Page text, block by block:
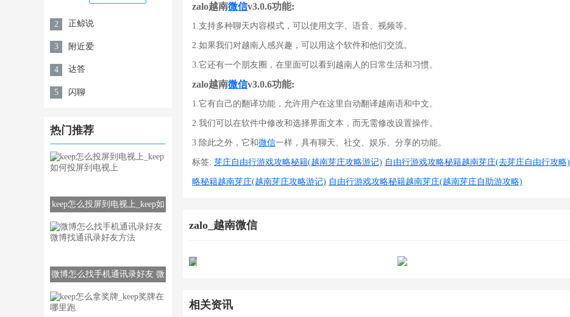
2 正鲸说
3 附近爱
4 达答
5 闪聊
热门推荐
keep怎么投屏到电视上_keep如
微博怎么找手机通讯录好友 微
zalo越南微信v3.0.6功能:
1.支持多种聊天内容模式，可以使用文字、语音、视频等。
2.如果我们对越南人感兴趣，可以用这个软件和他们交流。
3.它还有一个朋友圈，在里面可以看到越南人的日常生活和习惯。
zalo越南微信v3.0.6功能:
1.它有自己的翻译功能，允许用户在这里自动翻译越南语和中文。
2.我们可以在软件中修改和选择界面文本，而无需修改设置操作。
3.除此之外，它和微信一样，具有聊天、社交、娱乐、分享的功能。
标签: 芽庄自由行游戏攻略秘籍(越南芽庄攻略游记) 自由行游戏攻略秘籍越南芽庄(去芽庄自由行攻略)
略秘籍越南芽庄(越南芽庄攻略游记) 自由行游戏攻略秘籍越南芽庄(越南芽庄自助游攻略)
zalo_越南微信
相关资讯